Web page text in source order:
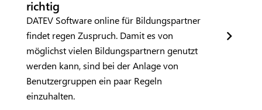
richtig
DATEV Software online für Bildungspartner
findet regen Zuspruch. Damit es von
möglichst vielen Bildungspartnern genutzt
werden kann, sind bei der Anlage von
Benutzergruppen ein paar Regeln
einzuhalten.